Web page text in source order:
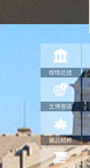
馆情总揽
文博资讯
藏品精粹